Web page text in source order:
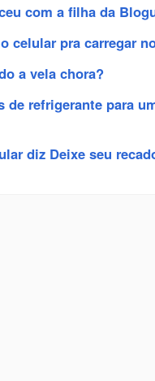
com a filha da
celular pra carregar
a vela chora?
de refrigerante para
diz Deixe seu